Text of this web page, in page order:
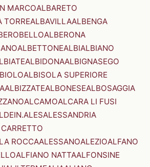
MARCOALBARETO
TORREALBAVILLAALBENGA
ALBERONA
ALBETTONEALBIALBIANO
ALBIDONAALBIGNASEGO
ALBISOLA SUPERIORE
ALBIZZATEALBONESEALBOSAGGIA
ALCAMOALCARA LI FUSI
ALESALESSANDRIA
ROCCAALESSANOALEZIOALFANO
ALFIANO NATTAALFONSINE